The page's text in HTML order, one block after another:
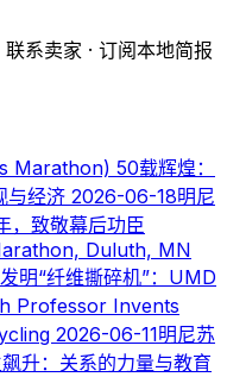
联系卖家 · 订阅本地简报
50载辉煌：
与经济 2026-06-18明尼
，致敬幕后功臣
Duluth, MN
明“纤维撕碎机”：UMD
Professor Invents
2026-06-11明尼苏
升：关系的力量与教育